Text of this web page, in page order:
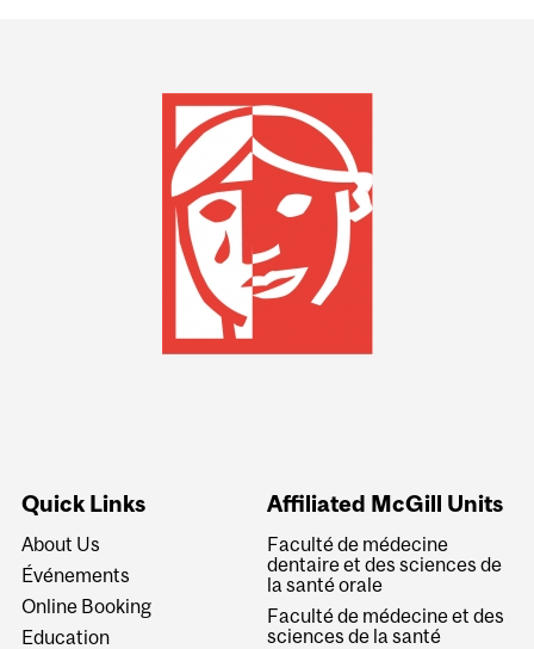
University
Information
Quick Links
About Us
Événements
Online Booking
Education
Affiliated McGill Units
Faculté de médecine
dentaire et des sciences de
la santé orale
Faculté de médecine et des
sciences de la santé